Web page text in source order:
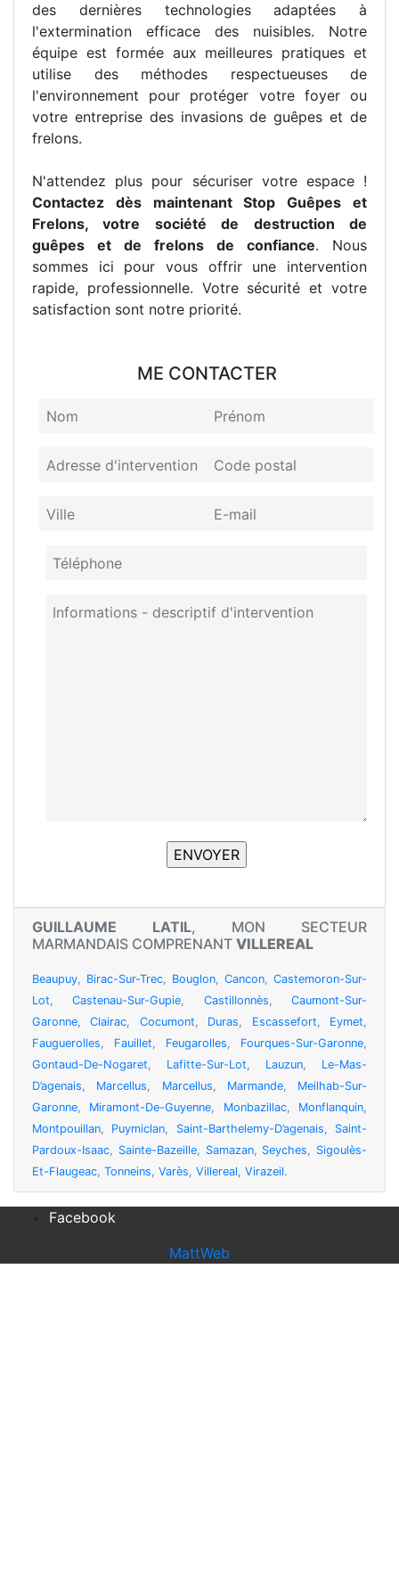
des dernières technologies adaptées à
l'extermination efficace des nuisibles. Notre
équipe est formée aux meilleures pratiques et
utilise des méthodes respectueuses de
l'environnement pour protéger votre foyer ou
votre entreprise des invasions de guêpes et de
frelons.
N'attendez plus pour sécuriser votre espace !
Contactez dès maintenant Stop Guêpes et
Frelons, votre société de destruction de
guêpes et de frelons de confiance. Nous
sommes ici pour vous offrir une intervention
rapide, professionnelle. Votre sécurité et votre
satisfaction sont notre priorité.
ME CONTACTER
GUILLAUME LATIL, MON SECTEUR
MARMANDAIS COMPRENANT VILLEREAL
Beaupuy, Birac-Sur-Trec, Bouglon, Cancon, Castemoron-Sur-
Lot,Castenau-Sur-Gupie, Castillonnès,Caumont-Sur-
Garonne,Clairac, Cocumont, Duras, Escassefort, Eymet,
Fauguerolles, Fauillet, Feugarolles, Fourques-Sur-Garonne,
Gontaud-De-Nogaret, Lafitte-Sur-Lot, Lauzun, Le-Mas-
D’agenais, Marcellus, Marcellus, Marmande, Meilhab-Sur-
Garonne, Miramont-De-Guyenne, Monbazillac, Monflanquin,
Montpouillan, Puymiclan, Saint-Barthelemy-D’agenais, Saint-
Pardoux-Isaac, Sainte-Bazeille, Samazan, Seyches, Sigoulès-
Et-Flaugeac, Tonneins, Varès, Villereal, Virazeil.
Facebook
MattWeb